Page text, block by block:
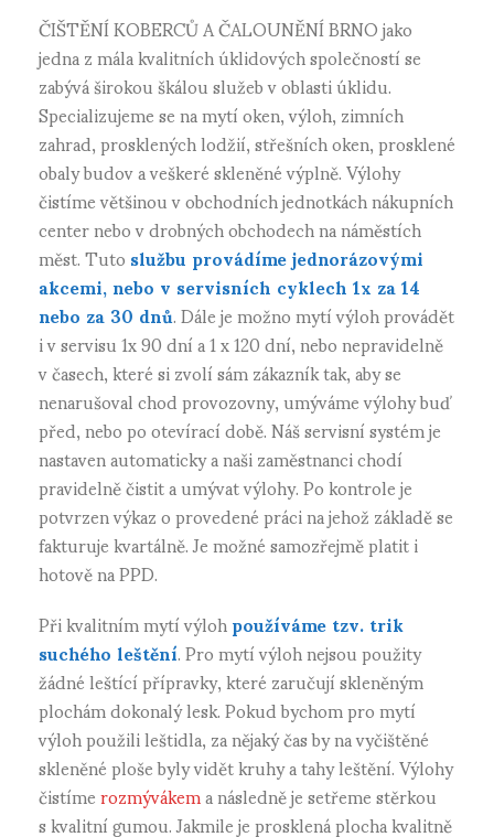
ČIŠTĚNÍ KOBERCŮ A ČALOUNĚNÍ BRNO jako
jedna z mála kvalitních úklidových společností se
zabývá širokou škálou služeb v oblasti úklidu.
Specializujeme se na mytí oken, výloh, zimních
zahrad, prosklených lodžií, střešních oken, prosklené
obaly budov a veškeré skleněné výplně. Výlohy
čistíme většinou v obchodních jednotkách nákupních
center nebo v drobných obchodech na náměstích
měst. Tutoslužbu provádíme jednorázovými
akcemi, nebo v servisních cyklech 1x za 14
nebo za 30 dnů. Dále je možno mytí výloh provádět
i v servisu 1x 90 dní a 1 x 120 dní, nebo nepravidelně
v časech, které si zvolí sám zákazník tak, aby se
nenarušoval chod provozovny, umýváme výlohy buď
před, nebo po otevírací době. Náš servisní systém je
nastaven automaticky a naši zaměstnanci chodí
pravidelně čistit a umývat výlohy. Po kontrole je
potvrzen výkaz o provedené práci na jehož základě se
fakturuje kvartálně. Je možné samozřejmě platit i
hotově na PPD.
Při kvalitním mytí výlohpoužíváme tzv. trik
suchého leštění. Pro mytí výloh nejsou použity
žádné leštící přípravky, které zaručují skleněným
plochám dokonalý lesk. Pokud bychom pro mytí
výloh použili leštidla, za nějaký čas by na vyčištěné
skleněné ploše byly vidět kruhy a tahy leštění. Výlohy
čistímerozmývákema následně je setřeme stěrkou
s kvalitní gumou. Jakmile je prosklená plocha kvalitně